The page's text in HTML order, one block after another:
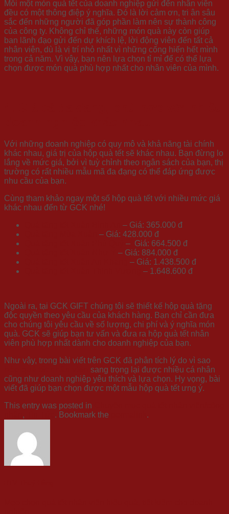
Mỗi một món quà tết của doanh nghiệp gửi đến nhân viên
đều có một thông điệp ý nghĩa. Đó là lời cảm ơn, tri ân sâu
sắc đến những người đã góp phần làm nên sự thành công
của công ty. Không chỉ thế, những món quà này còn giúp
ban lãnh đạo gửi đến dự khích lệ, lời động viên đến tất cả
nhân viên, dù là vị trí nhỏ nhất vì những cống hiến hết mình
trong cả năm. Vì vậy, bạn nên lựa chọn tỉ mỉ để có thể lựa
chọn được món quà phù hợp nhất cho nhân viên của mình.
Với những doanh nghiệp có quy mô và khả năng tài chính
khác nhau, giá trị của hộp quà tết sẽ khác nhau. Bạn đừng lo
lắng về mức giá, bởi vì tuỳ chỉnh theo ngân sách của bạn, thị
trường có rất nhiều mẫu mã đa đạng có thể đáp ứng được
nhu cầu của bạn.
Cùng tham khảo ngay một số hộp quà tết với nhiều mức giá
khác nhau đến từ GCK nhé!
– Giá: 365.000 đ
– Giá: 428.000 đ
– Giá: 664.500 đ
– Giá: 884.000 đ
– Giá: 1.438.500 đ
– 1.648.600 đ
Ngoài ra, tại GCK GIFT chúng tôi sẽ thiết kế hộp quà tặng
độc quyền theo yêu cầu của khách hàng. Bạn chỉ cần đưa
cho chúng tôi yêu cầu về số lượng, chi phí và ý nghĩa món
quà. GCK sẽ giúp bạn tư vấn và đưa ra hộp quà tết nhân
viên phù hợp nhất dành cho doanh nghiệp của bạn.
Như vậy, trong bài viết trên GCK đã phân tích lý do vì sao
sang trọng lại được nhiều cá nhân
cũng như doanh nghiệp yêu thích và lựa chọn. Hy vọng, bài
viết đã giúp bạn chọn được một mẫu hộp quà tết ưng ý.
This entry was posted in
, . Bookmark the .